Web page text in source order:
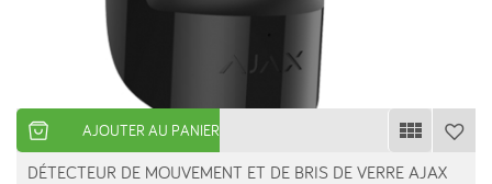
AJOUTER AU PANIER
DÉTECTEUR DE MOUVEMENT ET DE BRIS DE VERRE AJAX